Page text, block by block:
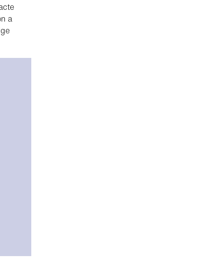
a